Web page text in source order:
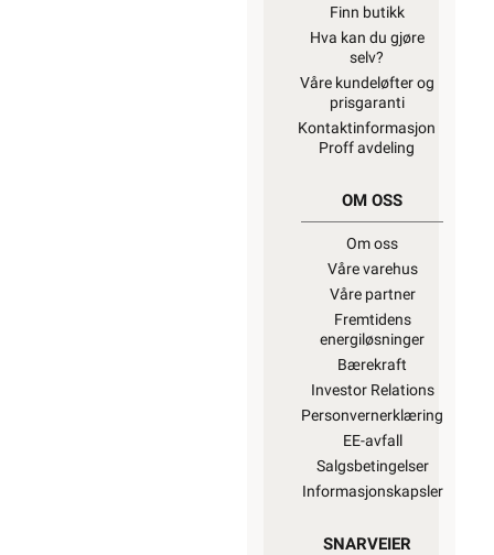
Finn butikk
Hva kan du gjøre
selv?
Våre kundeløfter og
prisgaranti
Kontaktinformasjon
Proff avdeling
OM OSS
Om oss
Våre varehus
Våre partner
Fremtidens
energiløsninger
Bærekraft
Investor Relations
Personvernerklæring
EE-avfall
Salgsbetingelser
Informasjonskapsler
SNARVEIER